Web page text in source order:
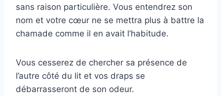
sans raison particulière. Vous entendrez son
nom et votre cœur ne se mettra plus à battre la
chamade comme il en avait l’habitude.
Vous cesserez de chercher sa présence de
l’autre côté du lit et vos draps se
débarrasseront de son odeur.